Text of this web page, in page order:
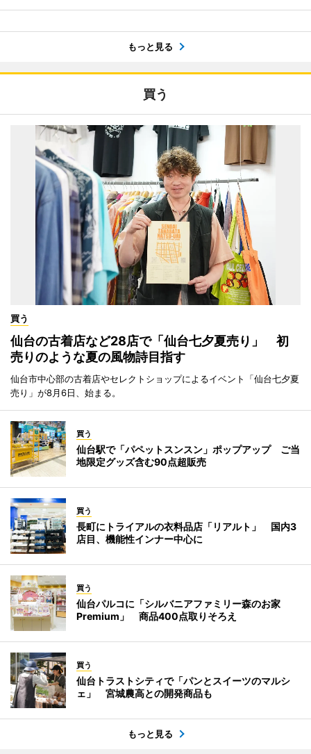
もっと見る
買う
買う
仙台の古着店など28店で「仙台七夕夏売り」 初
売りのような夏の風物詩目指す
仙台市中心部の古着店やセレクトショップによるイベント「仙台七夕夏
売り」が8月6日、始まる。
買う
仙台駅で「パペットスンスン」ポップアップ ご当
地限定グッズ含む90点超販売
買う
長町にトライアルの衣料品店「リアルト」 国内3
店目、機能性インナー中心に
買う
仙台パルコに「シルバニアファミリー森のお家
Premium」 商品400点取りそろえ
買う
仙台トラストシティで「パンとスイーツのマルシ
ェ」 宮城農高との開発商品も
もっと見る